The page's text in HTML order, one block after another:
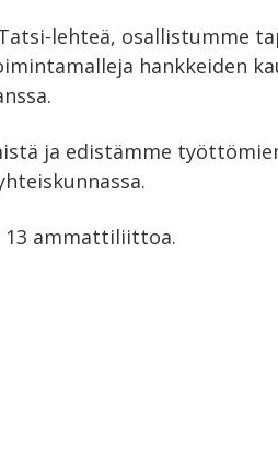
lehteä, osallistumme
hankkeiden
ja edistämme
13 ammattiliittoa.